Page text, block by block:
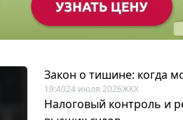
Закон о тишине: когда
19:4024 июля 2026ЖКХ
Налоговый контроль и